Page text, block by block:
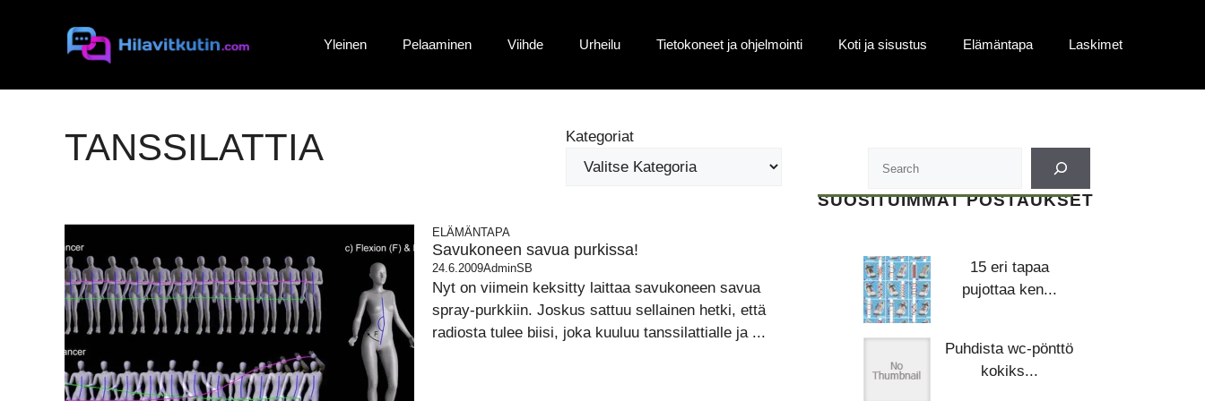
Yleinen Pelaaminen Viihde Urheilu Tietokoneet ja ohjelmointi Koti ja sisustus Elämäntapa Laskimet
TANSSILATTIA Kategoriat
ELÄMÄNTAPA
Savukoneen savua purkissa!
24.6.2009AdminSB
Nyt on viimein keksitty laittaa savukoneen savua
spray-purkkiin. Joskus sattuu sellainen hetki, että
radiosta tulee biisi, joka kuuluu tanssilattialle ja ...
SUOSITUIMMAT POSTAUKSET
15 eri tapaa
pujottaa ken...
Puhdista wc-pönttö
kokiks...